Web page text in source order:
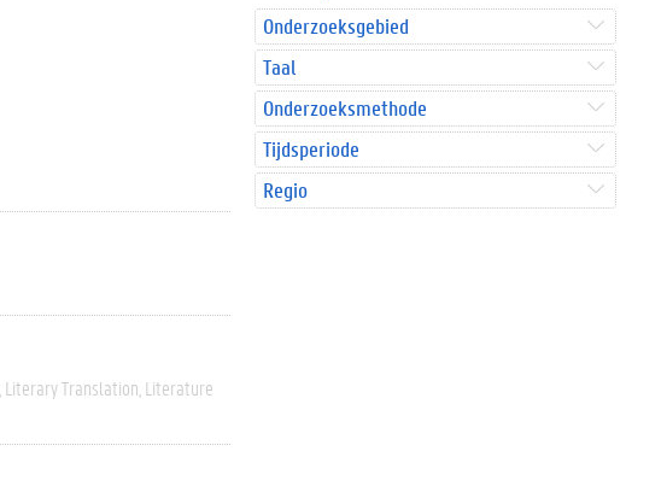
Literary Translation Literature
Onderzoeksgebied
Taal
Onderzoeksmethode
Tijdsperiode
Regio